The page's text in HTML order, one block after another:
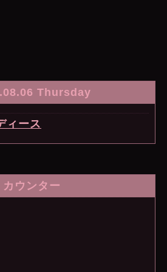
Thursday
ィース
カウンター